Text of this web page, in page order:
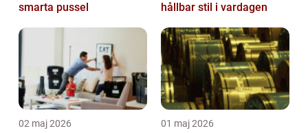
smarta pussel
hållbar stil i vardagen
02 maj 2026 01 maj 2026